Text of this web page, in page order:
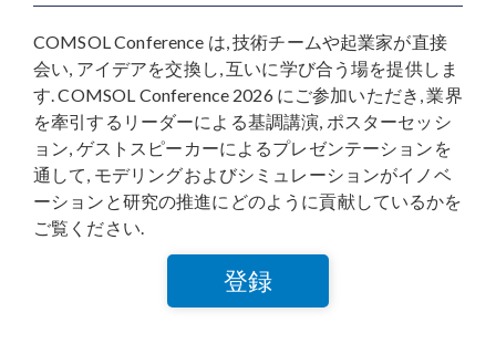
COMSOL Conference は, 技術チームや起業家が直接
会い, アイデアを交換し, 互いに学び合う場を提供しま
す. COMSOL Conference 2026 にご参加いただき, 業界
を牽引するリーダーによる基調講演, ポスターセッシ
ョン, ゲストスピーカーによるプレゼンテーションを
通して, モデリングおよびシミュレーションがイノベ
ーションと研究の推進にどのように貢献しているかを
ご覧ください.
登録